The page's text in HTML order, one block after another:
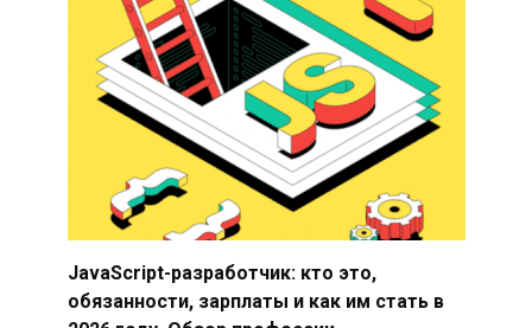
JavaScript-разработчик: кто это,
обязанности, зарплаты и как им стать в